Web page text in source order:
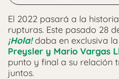
El 2022 pasará a la
rupturas. Este pasado 28
¡Hola!daba en exclusiva
Preysler y Mario Vargas
punto y final a su relación
juntos.